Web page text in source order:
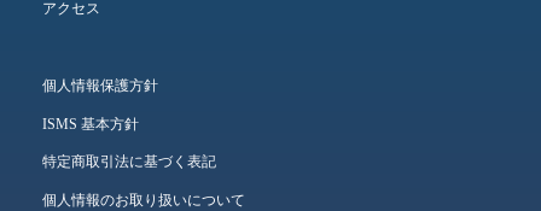
アクセス
個人情報保護方針
ISMS 基本方針
特定商取引法に基づく表記
個人情報のお取り扱いについて